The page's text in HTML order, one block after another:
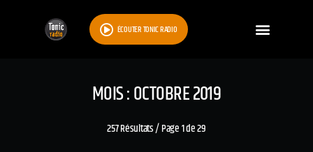
ÉCOUTER TONIC RADIO
MOIS : OCTOBRE 2019
257 Résultats / Page 1 de 29